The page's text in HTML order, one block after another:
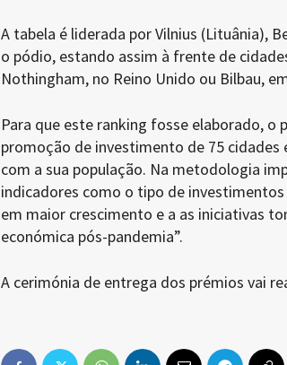
A tabela é liderada por Vilnius (Lituânia),
o pódio, estando assim à frente de
Nothingham, no Reino Unido ou Bilbau,
Para que este ranking fosse elaborado, o
promoção de investimento de 75 cidades
com a sua população. Na metodologia
indicadores como o tipo de
em maior crescimento e a as iniciativas
económica pós-pandemia”.
A cerimónia de entrega dos prémios vai